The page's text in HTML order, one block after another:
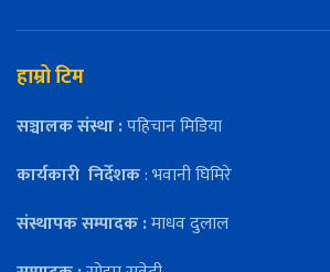
हाम्रो टिम
सञ्चालक संस्था :पहिचान मिडिया
कार्यकारी निर्देशक: भवानी घिमिरे
संस्थापक सम्पादक :माधव दुलाल